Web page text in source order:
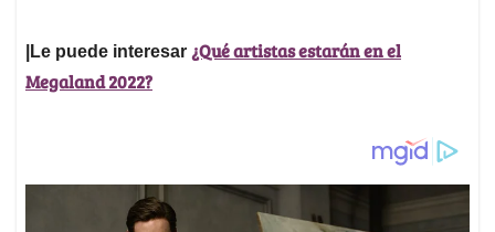
|Le puede interesar ¿Qué artistas estarán en el
Megaland 2022?